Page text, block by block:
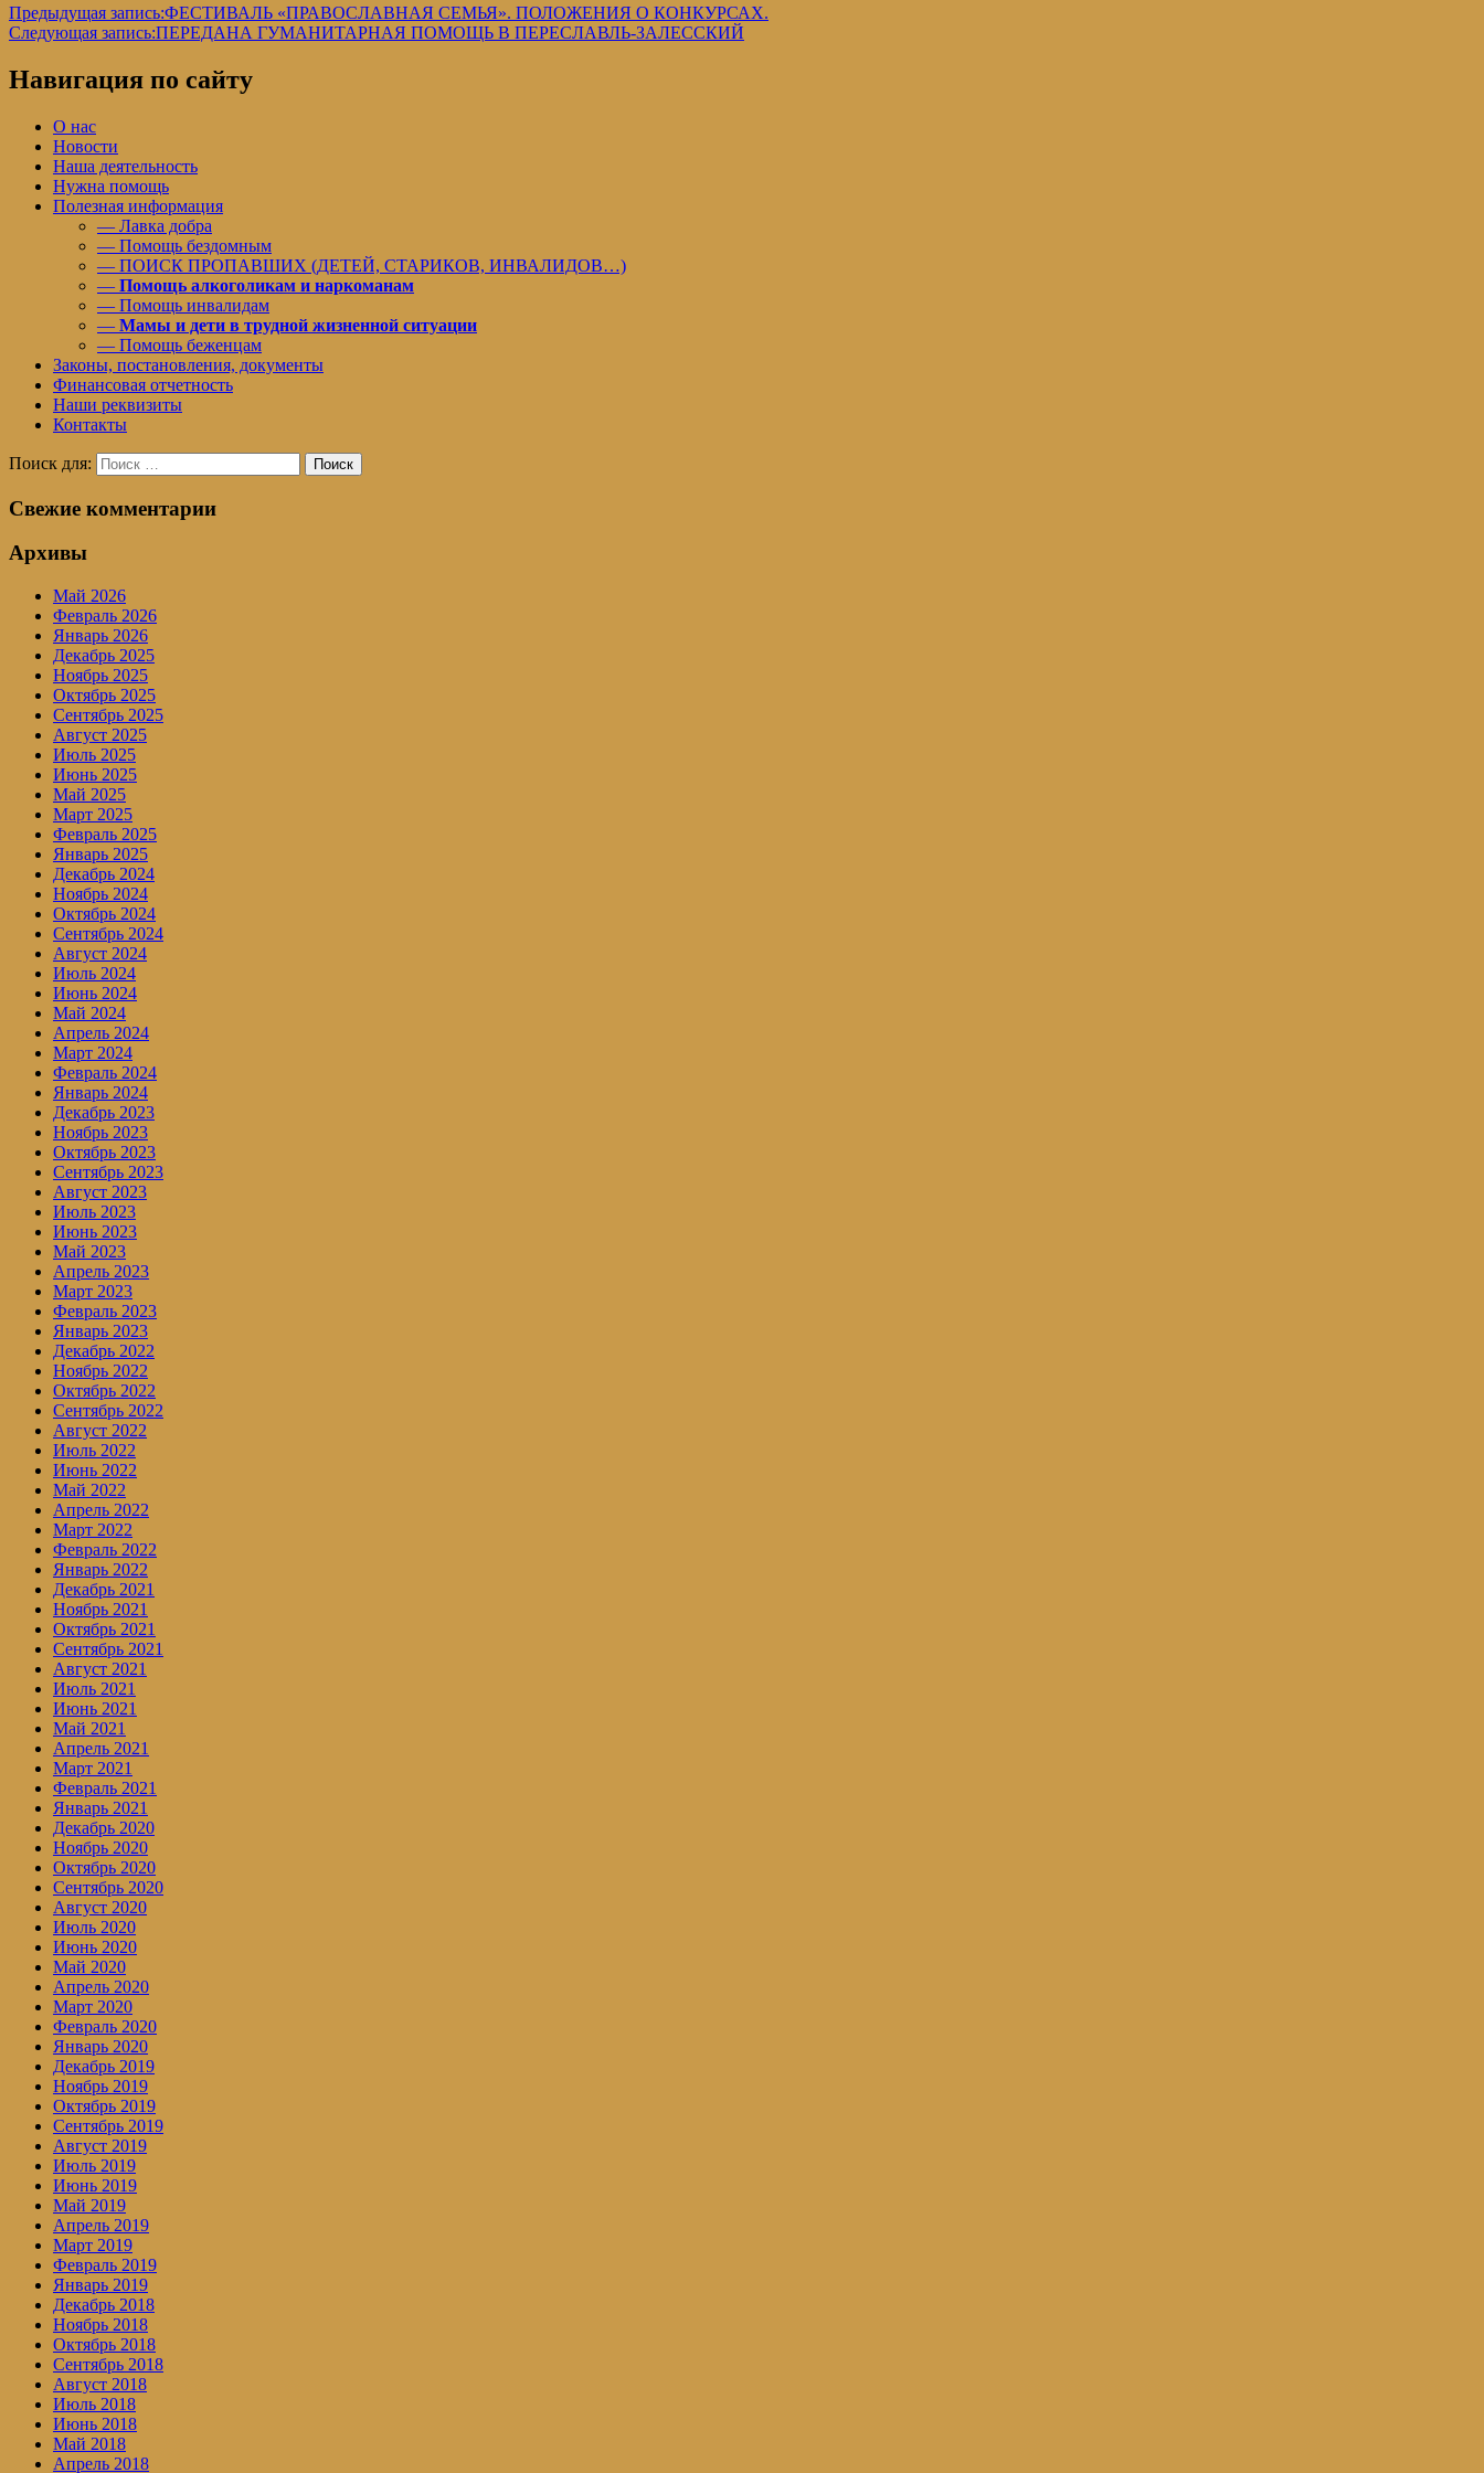
Предыдущая запись:ФЕСТИВАЛЬ «ПРАВОСЛАВНАЯ СЕМЬЯ». ПОЛОЖЕНИЯ О КОНКУРСАХ.
Следующая запись:ПЕРЕДАНА ГУМАНИТАРНАЯ ПОМОЩЬ В ПЕРЕСЛАВЛЬ-ЗАЛЕССКИЙ
Навигация по сайту
О нас
Новости
Наша деятельность
Нужна помощь
Полезная информация
— Лавка добра
— Помощь бездомным
— ПОИСК ПРОПАВШИХ (ДЕТЕЙ, СТАРИКОВ, ИНВАЛИДОВ…)
— Помощь алкоголикам и наркоманам
— Помощь инвалидам
— Мамы и дети в трудной жизненной ситуации
— Помощь беженцам
Законы, постановления, документы
Финансовая отчетность
Наши реквизиты
Контакты
Поиск для: Поиск
Свежие комментарии
Архивы
Май 2026
Февраль 2026
Январь 2026
Декабрь 2025
Ноябрь 2025
Октябрь 2025
Сентябрь 2025
Август 2025
Июль 2025
Июнь 2025
Май 2025
Март 2025
Февраль 2025
Январь 2025
Декабрь 2024
Ноябрь 2024
Октябрь 2024
Сентябрь 2024
Август 2024
Июль 2024
Июнь 2024
Май 2024
Апрель 2024
Март 2024
Февраль 2024
Январь 2024
Декабрь 2023
Ноябрь 2023
Октябрь 2023
Сентябрь 2023
Август 2023
Июль 2023
Июнь 2023
Май 2023
Апрель 2023
Март 2023
Февраль 2023
Январь 2023
Декабрь 2022
Ноябрь 2022
Октябрь 2022
Сентябрь 2022
Август 2022
Июль 2022
Июнь 2022
Май 2022
Апрель 2022
Март 2022
Февраль 2022
Январь 2022
Декабрь 2021
Ноябрь 2021
Октябрь 2021
Сентябрь 2021
Август 2021
Июль 2021
Июнь 2021
Май 2021
Апрель 2021
Март 2021
Февраль 2021
Январь 2021
Декабрь 2020
Ноябрь 2020
Октябрь 2020
Сентябрь 2020
Август 2020
Июль 2020
Июнь 2020
Май 2020
Апрель 2020
Март 2020
Февраль 2020
Январь 2020
Декабрь 2019
Ноябрь 2019
Октябрь 2019
Сентябрь 2019
Август 2019
Июль 2019
Июнь 2019
Май 2019
Апрель 2019
Март 2019
Февраль 2019
Январь 2019
Декабрь 2018
Ноябрь 2018
Октябрь 2018
Сентябрь 2018
Август 2018
Июль 2018
Июнь 2018
Май 2018
Апрель 2018